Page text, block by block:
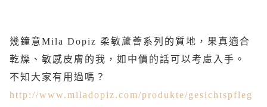
幾鐘意Mila Dopiz 柔敏蘆薈系列的質地，果真適合
乾燥、敏感皮膚的我，如中價的話可以考慮入手。
不知大家有用過嗎？
http://www.miladopiz.com/produkte/gesichtspfleg